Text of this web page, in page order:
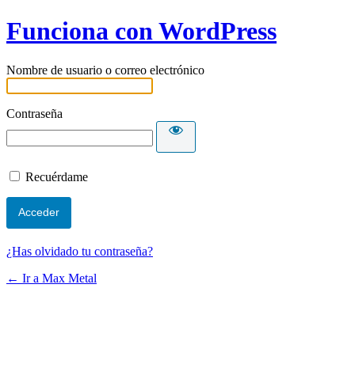
Funciona con WordPress
Nombre de usuario o correo electrónico
Contraseña
Recuérdame
¿Has olvidado tu contraseña?
← Ir a Max Metal